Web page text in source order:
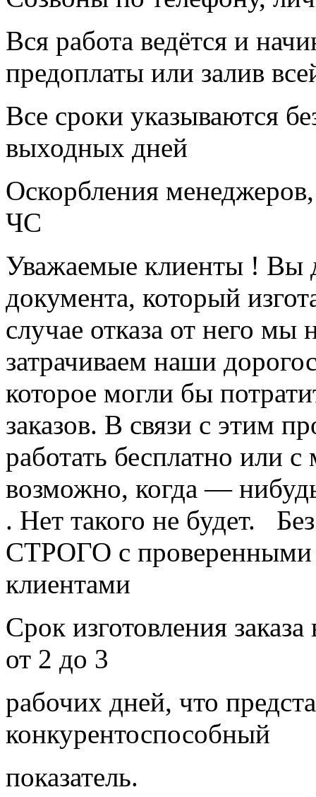
Вся работа ведётся и
предоплаты или залив
Все сроки указываются
выходных дней
Оскорбления
ЧС
Уважаемые клиенты ! Вы
документа, который
случае отказа от него
затрачиваем наши
которое могли бы
заказов. В связи с этим
работать бесплатно или
возможно, когда —
. Нет такого не будет.
СТРОГО с проверенными
клиентами
Срок изготовления
от 2 до 3
рабочих дней, что
конкурентоспособный
показатель.